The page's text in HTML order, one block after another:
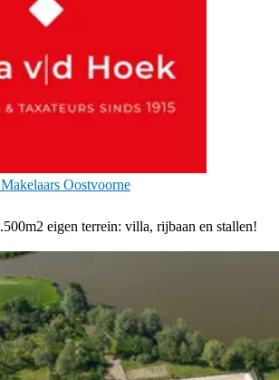
Oostvoorne
eigen terrein: villa, rijbaan en stallen!